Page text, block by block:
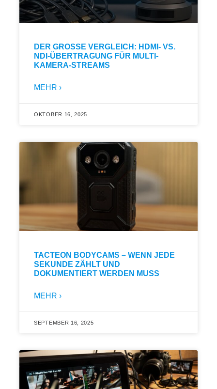
DER GROSSE VERGLEICH: HDMI- VS. N
DI-ÜBERTRAGUNG FÜR MULTI-K
AMERA-STREAMS
MEHR ›
OKTOBER 16, 2025
TACTEON BODYCAMS – WENN JEDE
SEKUNDE ZÄHLT UND
DOKUMENTIERT WERDEN MUSS
MEHR ›
SEPTEMBER 16, 2025